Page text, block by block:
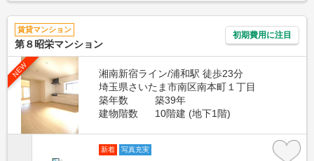
賃貸マンション
第８昭栄マンション
初期費用に注目
NEW
湘南新宿ライン/浦和駅 徒歩23分
埼玉県さいたま市南区南本町１丁目
築年数
築39年
建物階数
10階建 (地下1階)
新着 写真充実